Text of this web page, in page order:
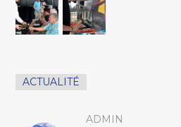
ACTUALITÉ
ADMIN